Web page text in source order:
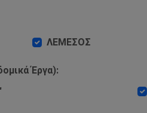
ΛΕΜΕΣΟΣ
Έργα):